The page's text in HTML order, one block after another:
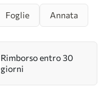
Foglie Annata
Rimborso entro 30
giorni